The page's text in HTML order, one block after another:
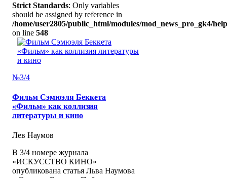
Strict Standards: Only variables
should be assigned by reference in
/home/user2805/public_html/modules/mod_news_pro_gk4/
on line 548
№3/4
Фильм Сэмюэля Беккета
«Фильм» как коллизия
литературы и кино
Лев Наумов
В 3/4 номере журнала
«ИСКУССТВО КИНО»
опубликована статья Льва Наумова